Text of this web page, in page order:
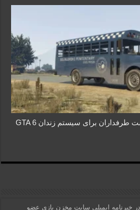
ماد جدید GTA 5 درخواست طرفداران برای سیستم زندان GTA 6
در خبرنامه ایمیلی سایت مخزن بازی عضو